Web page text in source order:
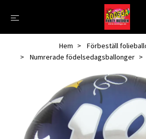
Hem
Förbeställ
Numrerade födelsedagsballonger